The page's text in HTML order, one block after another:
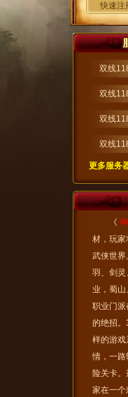
快速注
双线
双线
双线
双线
更多服务
《
材，玩家
武侠世界
羽、剑
业，蜀山
职业门派
的绝招。
样的游戏
情，一路
险关卡
家在一个